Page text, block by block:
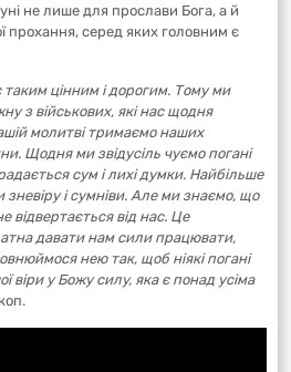
не лише для прослави Бога, а й
прохання, серед яких головним є
цінним і дорогим. Тому ми
з військових, які нас щодня
молитві тримаємо наших
Щодня ми звідусіль чуємо погані
сум і лихі думки. Найбільше
зневіру і сумніви. Але ми знаємо, що
відвертається від нас. Це
давати нам сили працювати,
нею так, щоб ніякі погані
віри у Божу силу, яка є понад усіма